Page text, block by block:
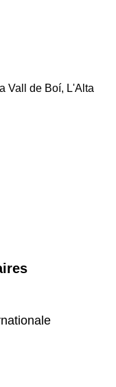
Vall de Boí, L'Alta